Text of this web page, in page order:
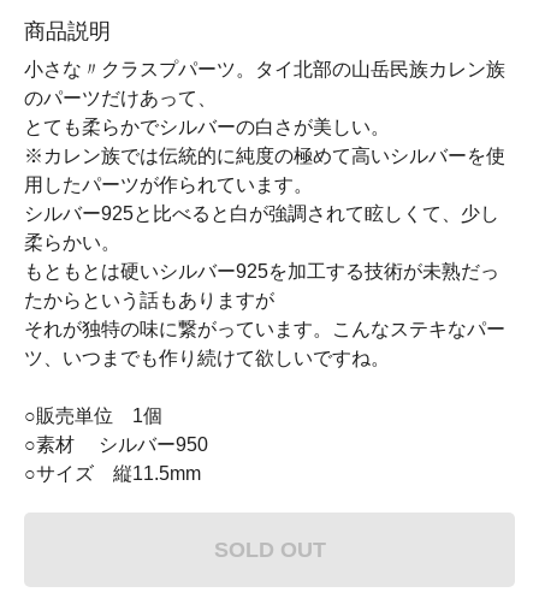
商品説明
小さな〃クラスプパーツ。タイ北部の山岳民族カレン族
のパーツだけあって、
とても柔らかでシルバーの白さが美しい。
※カレン族では伝統的に純度の極めて高いシルバーを使
用したパーツが作られています。
シルバー925と比べると白が強調されて眩しくて、少し
柔らかい。
もともとは硬いシルバー925を加工する技術が未熟だっ
たからという話もありますが
それが独特の味に繋がっています。こんなステキなパー
ツ、いつまでも作り続けて欲しいですね。
○販売単位 1個
○素材 シルバー950
○サイズ 縦11.5mm
SOLD OUT